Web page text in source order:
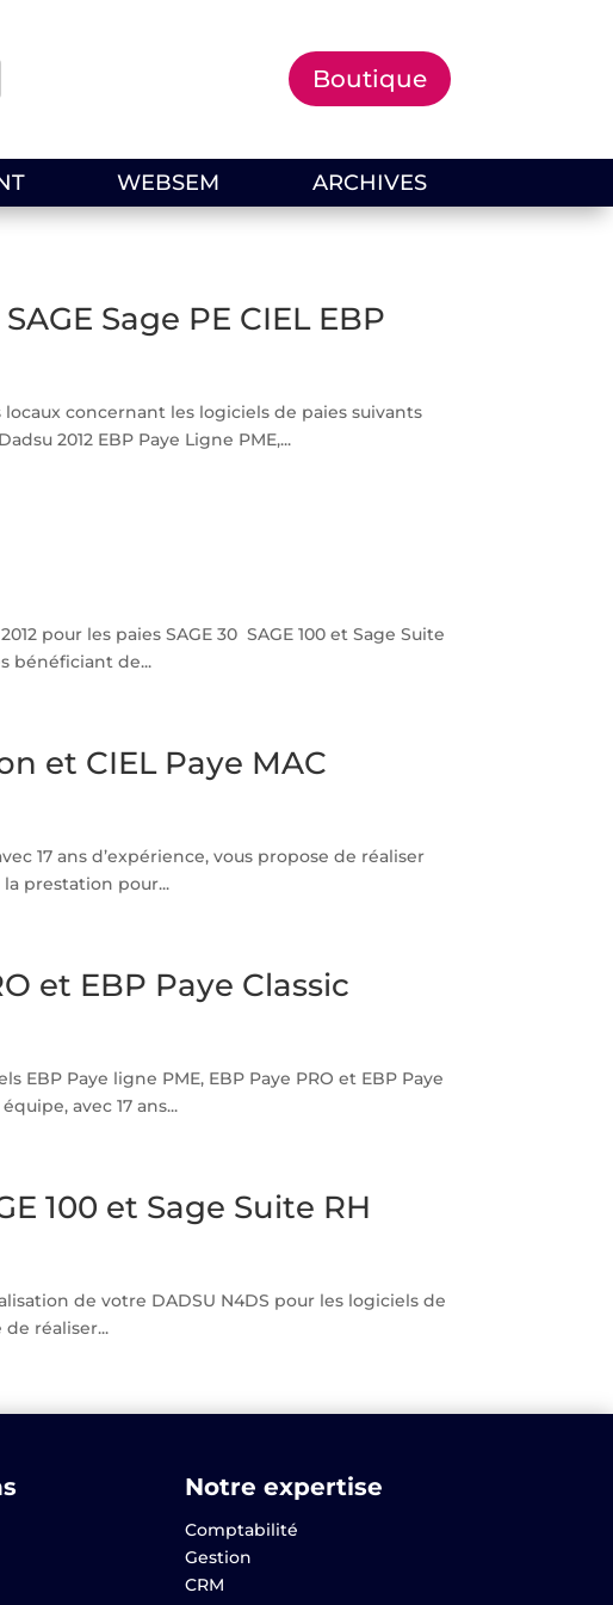
Boutique
WEBSEM ARCHIVES
Sage PE CIEL EBP
locaux concernant les logiciels de paies suivants
2012 EBP Paye Ligne PME,...
pour les paies SAGE 30 SAGE 100 et Sage Suite
bénéficiant de...
et CIEL Paye MAC
17 ans d’expérience, vous propose de réaliser
prestation pour...
et EBP Paye Classic
Paye ligne PME, EBP Paye PRO et EBP Paye
avec 17 ans...
100 et Sage Suite RH
de votre DADSU N4DS pour les logiciels de
de réaliser...
Notre expertise
Comptabilité
Gestion
CRM